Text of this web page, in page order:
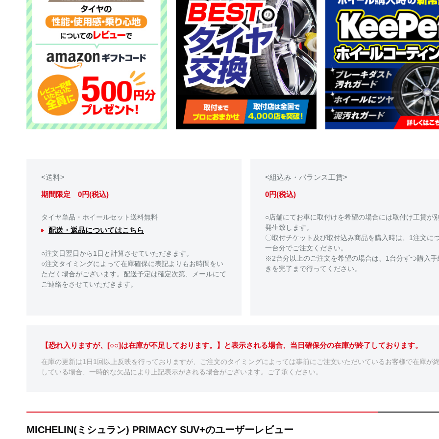
<送料>
期間限定 0円(税込)
タイヤ単品・ホイールセット送料無料
配送・返品についてはこちら
○注文日翌日から1日と計算させていただきます。
○注文タイミングによって在庫確保に表記よりもお時間をい
ただく場合がございます。配送予定は確定次第、メールにて
ご連絡をさせていただきます。
<組込み・バランス工賃>
0円(税込)
○店舗にてお車に取付けを希望の場合には取付け工賃が
発生致します。
〇取付チケット及び取付込み商品を購入時は、1注文に
一台分でご注文ください。
※2台分以上のご注文を希望の場合は、1台分ずつ購入手
きを完了まで行ってください。
【恐れ入りますが、[○○]は在庫が不足しております。】と表示される場合、当日確保分の在庫が終了しております。
在庫の更新は1日1回以上反映を行っておりますが、ご注文のタイミングによっては事前にご注文いただいているお客様で在庫が
している場合、一時的な欠品により上記表示がされる場合がございます。ご了承ください。
MICHELIN(ミシュラン) PRIMACY SUV+のユーザーレビュー